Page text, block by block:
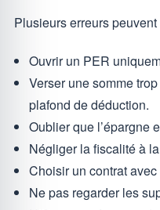
Plusieurs erreurs peuvent
Ouvrir un PER
Verser une somme
plafond de déduction.
Oublier que l’épargne
Négliger la fiscalité à
Choisir un contrat
Ne pas regarder les